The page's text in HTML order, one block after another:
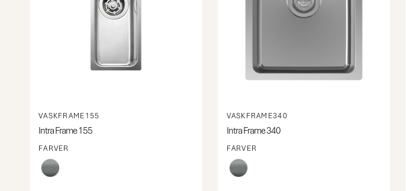
VASKFRAME155
Intra Frame 155
FARVER
VASKFRAME340
Intra Frame 340
FARVER